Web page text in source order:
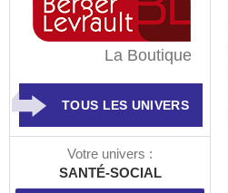
La Boutique
TOUS LES UNIVERS
Votre univers :
SANTÉ-SOCIAL